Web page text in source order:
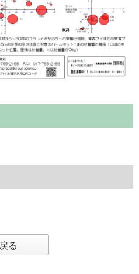
戻る